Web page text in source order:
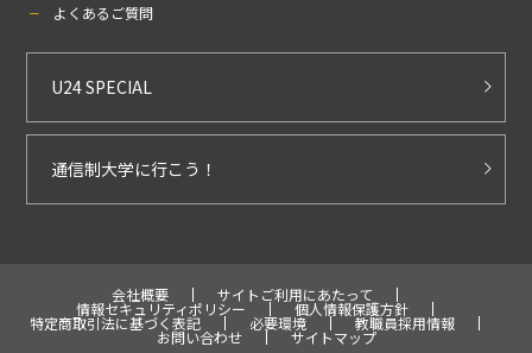
よくあるご質問
U24 SPECIAL
通信制大学に行こう！
会社概要 サイトご利用にあたって
情報セキュリティポリシー 個人情報保護方針
特定商取引法に基づく表記 必要環境 教職員採用情報
お問い合わせ サイトマップ